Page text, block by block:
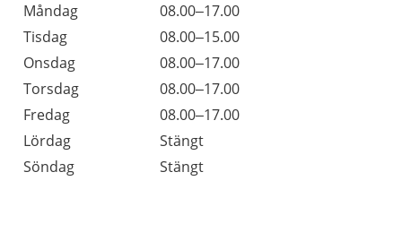
Dag
Öppettider
Kommentarer
Måndag
08.00–17.00
Tisdag
08.00–15.00
Onsdag
08.00–17.00
Torsdag
08.00–17.00
Fredag
08.00–17.00
Lördag
Stängt
Söndag
Stängt